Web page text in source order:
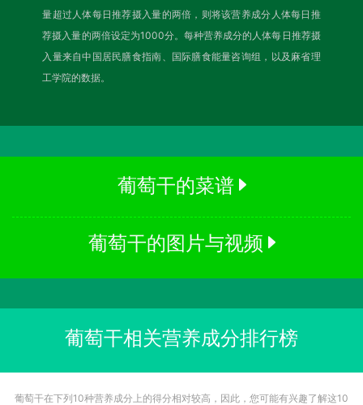
量超过人体每日推荐摄入量的两倍，则将该营养成分人体每日推
荐摄入量的两倍设定为1000分。每种营养成分的人体每日推荐摄
入量来自中国居民膳食指南、国际膳食能量咨询组，以及麻省理
工学院的数据。
葡萄干的菜谱
葡萄干的图片与视频
葡萄干相关营养成分排行榜
葡萄干在下列10种营养成分上的得分相对较高，因此，您可能有兴趣了解这10